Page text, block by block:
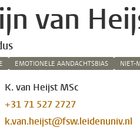
van
EMOTIONELE AANDACHTSBIAS NIET-
K. van Heijst MSc
+31 71 527 2727
k.van.heijst@fsw.leidenuniv.nl